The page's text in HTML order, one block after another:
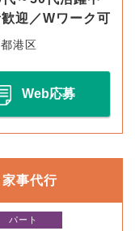
迎／Wワーク可
港区
Web応募
事代行
パート